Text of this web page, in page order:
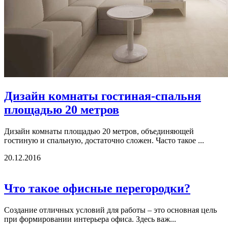
Дизайн комнаты гостиная-спальня
площадью 20 метров
Дизайн комнаты площадью 20 метров, объединяющей
гостиную и спальную, достаточно сложен. Часто такое ...
20.12.2016
Что такое офисные перегородки?
Создание отличных условий для работы – это основная цель
при формировании интерьера офиса. Здесь важ...